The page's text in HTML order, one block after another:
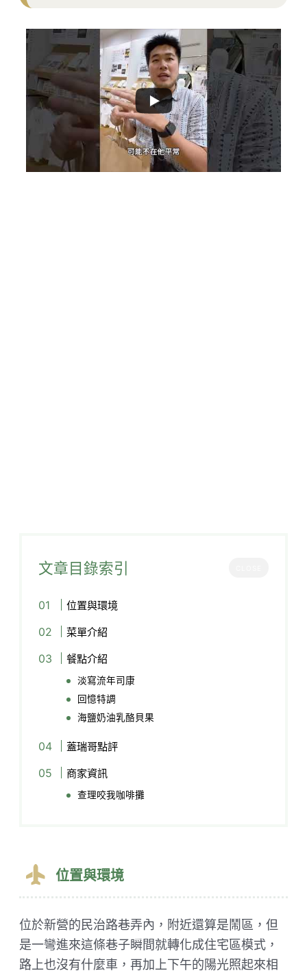
文章目錄索引
位置與環境
菜單介紹
餐點介紹
淡寫流年司康
回憶特調
海鹽奶油乳酪貝果
蓋瑞哥點評
商家資訊
查理咬我咖啡攤
位置與環境
位於新營的民治路巷弄內，附近還算是鬧區，但
是一彎進來這條巷子瞬間就轉化成住宅區模式，
路上也沒有什麼車，再加上下午的陽光照起來相